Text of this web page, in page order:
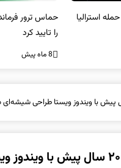
حماس ترور فرمانده ارشد القسام